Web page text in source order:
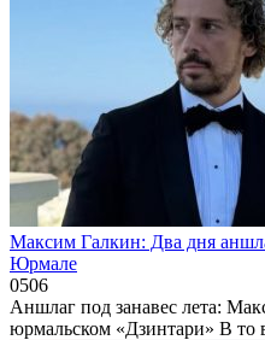
Максим Галкин: Два дня
Юрмале
0506
Аншлаг под занавес лета:
юрмальском «Дзинтари» В то